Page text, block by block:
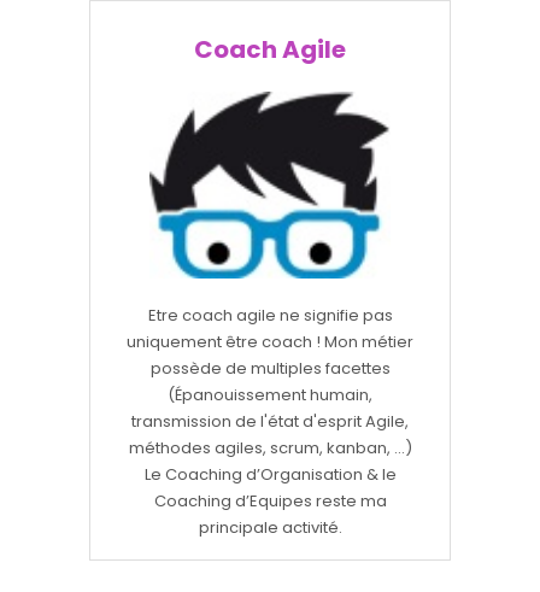
Coach Agile
Etre coach agile ne signifie pas
uniquement être coach ! Mon métier
possède de multiples facettes
(Épanouissement humain,
transmission de l'état d'esprit Agile,
méthodes agiles, scrum, kanban, ...)
Le Coaching d’Organisation & le
Coaching d’Equipes reste ma
principale activité.